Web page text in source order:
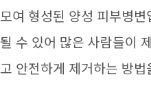
모여 형성된 양성 피부병
될 수 있어 많은 사람들이
고 안전하게 제거하는 방